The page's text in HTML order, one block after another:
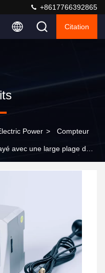
+8617766392865
Citation
Power > Compteur
avec une large plage de